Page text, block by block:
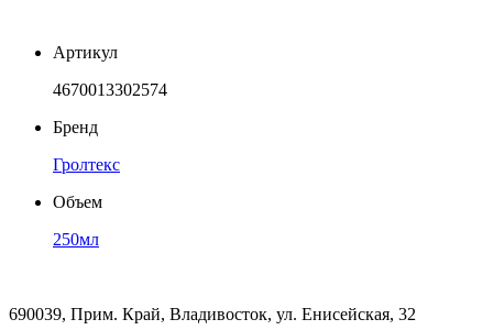
Артикул
4670013302574
Бренд
Гролтекс
Объем
250мл
690039, Прим. Край, Владивосток, ул. Енисейская, 32